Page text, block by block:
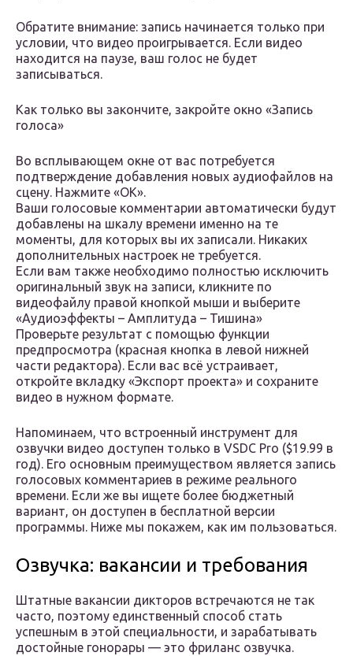
Обратите внимание: запись начинается только при
условии, что видео проигрывается. Если видео
находится на паузе, ваш голос не будет
записываться.
Как только вы закончите, закройте окно «Запись
голоса»
Во всплывающем окне от вас потребуется
подтверждение добавления новых аудиофайлов на
сцену. Нажмите «OK».
Ваши голосовые комментарии автоматически будут
добавлены на шкалу времени именно на те
моменты, для которых вы их записали. Никаких
дополнительных настроек не требуется.
Если вам также необходимо полностью исключить
оригинальный звук на записи, кликните по
видеофайлу правой кнопкой мыши и выберите
«Аудиоэффекты – Амплитуда – Тишина»
Проверьте результат с помощью функции
предпросмотра (красная кнопка в левой нижней
части редактора). Если вас всё устраивает,
откройте вкладку «Экспорт проекта» и сохраните
видео в нужном формате.
Напоминаем, что встроенный инструмент для
озвучки видео доступен только в VSDC Pro ($19.99 в
год). Его основным преимуществом является запись
голосовых комментариев в режиме реального
времени. Если же вы ищете более бюджетный
вариант, он доступен в бесплатной версии
программы. Ниже мы покажем, как им пользоваться.
Озвучка: вакансии и требования
Штатные вакансии дикторов встречаются не так
часто, поэтому единственный способ стать
успешным в этой специальности, и зарабатывать
достойные гонорары — это фриланс озвучка.